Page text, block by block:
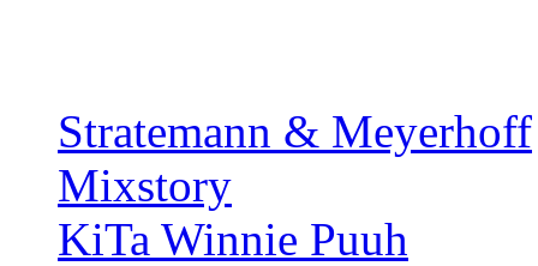
Stratemann & Meyerhoff
Mixstory
KiTa Winnie Puuh